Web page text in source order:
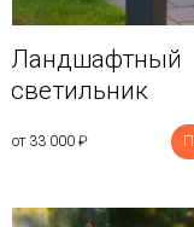
Ландшафтный
светильник
от 33 000 ₽